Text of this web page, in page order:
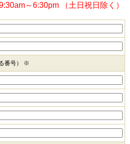
～6:30pm （土日祝日除く）
番号） ※